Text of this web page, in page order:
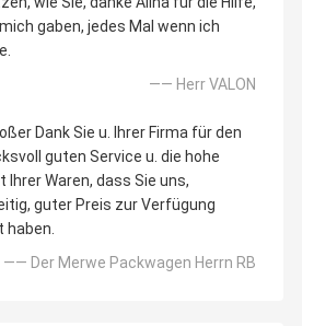
gaben, jedes Mal wenn ich
—— Herr VALON
Dank Sie u. Ihrer Firma für den
guten Service u. die hohe
Ihrer Waren, dass Sie uns,
guter Preis zur Verfügung
haben.
—— Der Merwe Packwagen Herrn RB